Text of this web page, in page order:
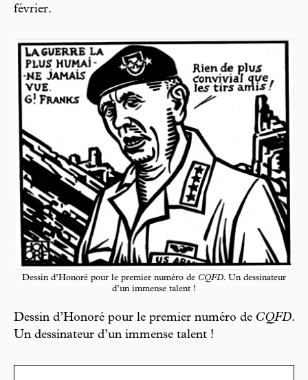
février.
Dessin d’Honoré pour le premier numéro de CQFD. Un dessinateur
d’un immense talent !
Dessin d’Honoré pour le premier numéro de CQFD.
Un dessinateur d’un immense talent !